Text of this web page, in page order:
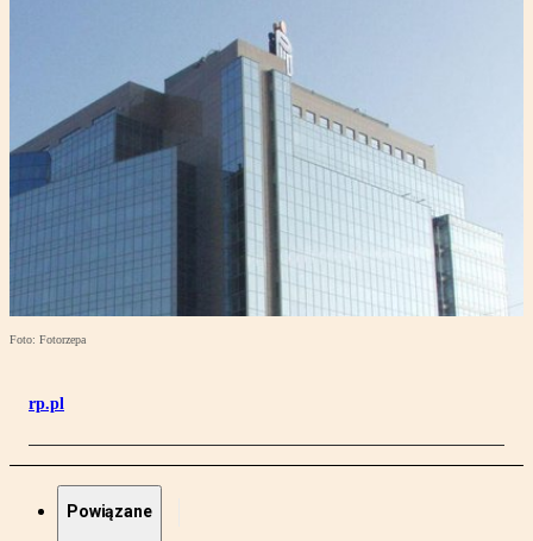
Foto: Fotorzepa
rp.pl
Powiązane